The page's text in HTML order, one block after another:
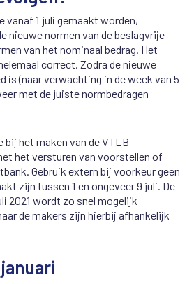
vanaf 1 juli gemaakt worden,
nieuwe normen van de beslagvrije
van het nominaal bedrag. Het
correct. Zodra de nieuwe
is (naar verwachting in de week van 5
met de juiste normbedragen
bij het maken van de VTLB-
het versturen van voorstellen of
Gebruik extern bij voorkeur geen
zijn tussen 1 en ongeveer 9 juli. De
2021 wordt zo snel mogelijk
de makers zijn hierbij afhankelijk